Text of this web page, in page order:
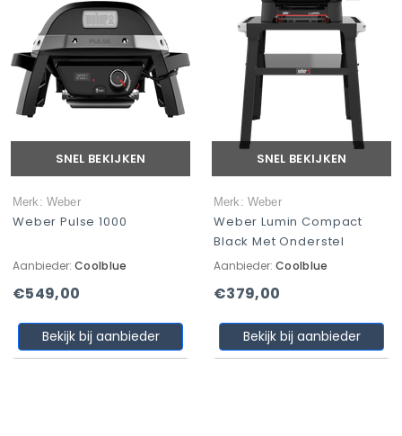
SNEL BEKIJKEN
Merk: Weber
Weber Pulse 1000
Aanbieder: Coolblue
€549,00
Bekijk bij aanbieder
SNEL BEKIJKEN
Merk: Weber
Weber Lumin Compact
Black Met Onderstel
Aanbieder: Coolblue
€379,00
Bekijk bij aanbieder